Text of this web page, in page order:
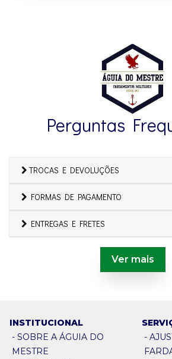
Perguntas
TROCAS E DEVOLUÇÕES
FORMAS DE PAGAMENTO
ENTREGAS E FRETES
Ver mais
INSTITUCIONAL
- SOBRE A ÁGUIA DO
MESTRE
-